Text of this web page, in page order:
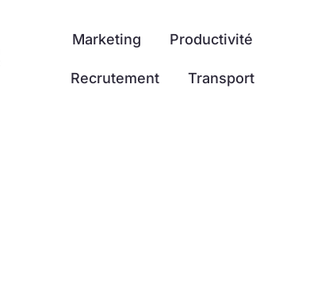
Marketing Productivité
Recrutement Transport